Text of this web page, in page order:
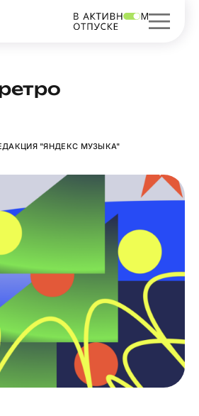
"ЯНДЕКС МУЗЫКА"